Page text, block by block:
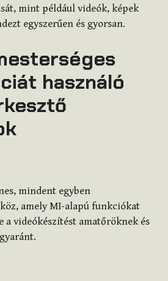
mint például videók, képek
egyszerűen és gyorsan.
használó
mindent egyben
amely MI-alapú funkciókat
a videókészítést amatőröknek és